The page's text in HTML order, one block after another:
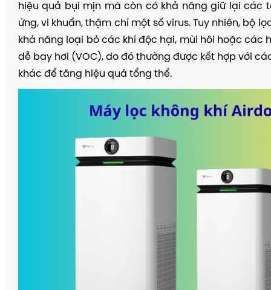
hiệu quả bụi mịn mà còn có khả năng giữ lại các
ứng, vi khuẩn, thậm chí một số virus. Tuy nhiên, bộ
khả năng loại bỏ các khí độc hại, mùi hôi hoặc các
dễ bay hơi (VOC), do đó thường được kết hợp với
khác để tăng hiệu quả tổng thể.